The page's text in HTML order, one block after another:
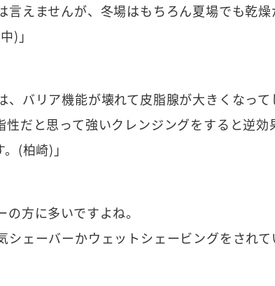
言えませんが、冬場はもちろん夏場でも乾
)」
、バリア機能が壊れて皮脂腺が大きくなっ
だと思って強いクレンジングをすると逆
(柏崎)」
方に多いですよね。
シェーバーかウェットシェービングをされ